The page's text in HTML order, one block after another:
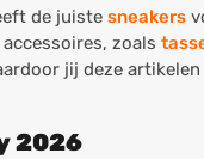
de juiste sneakers
accessoires, zoals
jij deze
2026